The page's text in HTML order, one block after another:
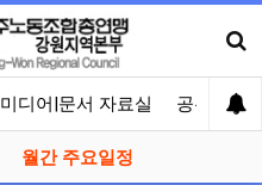
미디어|문서 자료실 공유게시
월간 주요일정